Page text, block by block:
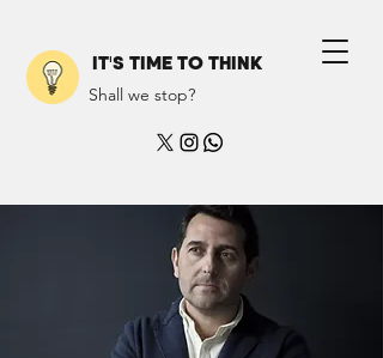
IT'S TIME TO THINK
Shall we stop?